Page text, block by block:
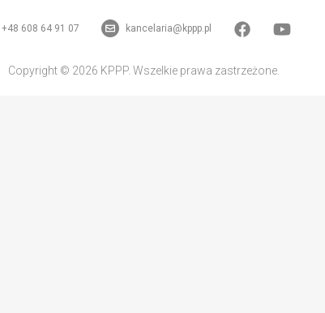
+48 608 64 91 07 kancelaria@kppp.pl
Copyright © 2026 KPPP. Wszelkie prawa zastrzeżone.